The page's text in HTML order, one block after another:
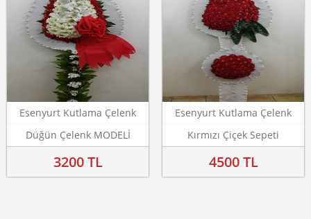
Esenyurt Kutlama Çelenk
Düğün Çelenk MODELİ
3200 TL
Esenyurt Kutlama Çelenk
Kırmızı Çiçek Sepeti
4500 TL